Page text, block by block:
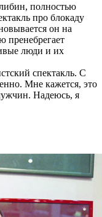
полностью
про блокаду
он на
пренебрегает
люди и их
спектакль. С
Мне кажется, это
Надеюсь, я